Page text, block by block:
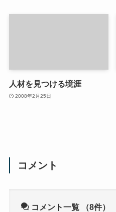
人材を見つける境涯
2008年2月25日
コメント
コメント一覧 （8件）